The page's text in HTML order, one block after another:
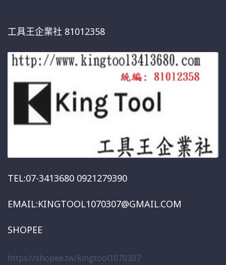
工具王企業社 81012358
TEL:07-3413680 0921279390
EMAIL:KINGTOOL1070307@GMAIL.COM
SHOPEE
https://shopee.tw/kingtool1070307